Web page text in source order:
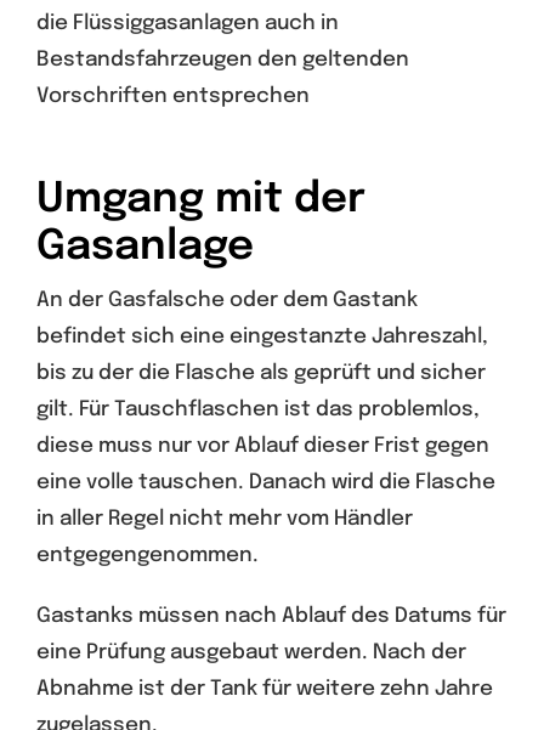
die Flüssiggasanlagen auch in
Bestandsfahrzeugen den geltenden
Vorschriften entsprechen
Umgang mit der
Gasanlage
An der Gasfalsche oder dem Gastank
befindet sich eine eingestanzte Jahreszahl,
bis zu der die Flasche als geprüft und sicher
gilt. Für Tauschflaschen ist das problemlos,
diese muss nur vor Ablauf dieser Frist gegen
eine volle tauschen. Danach wird die Flasche
in aller Regel nicht mehr vom Händler
entgegengenommen.
Gastanks müssen nach Ablauf des Datums für
eine Prüfung ausgebaut werden. Nach der
Abnahme ist der Tank für weitere zehn Jahre